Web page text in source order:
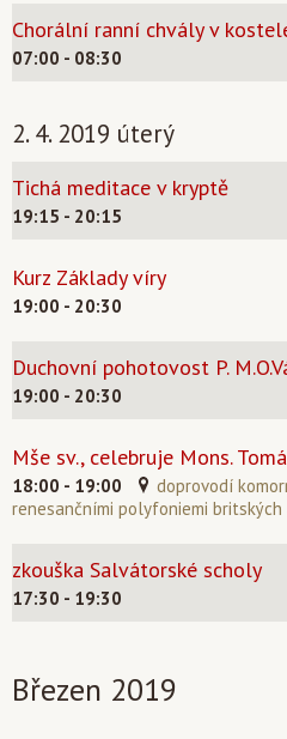
Chorální ranní chvály v
07:00 - 08:30
2. 4. 2019 úterý
Tichá meditace v kryptě
19:15 - 20:15
Kurz Základy víry
19:00 - 20:30
Duchovní pohotovost P.
19:00 - 20:30
Mše sv., celebruje Mons.
18:00 - 19:00
doprovodí
renesančními polyfoniemi
zkouška Salvátorské scholy
17:30 - 19:30
Březen 2019